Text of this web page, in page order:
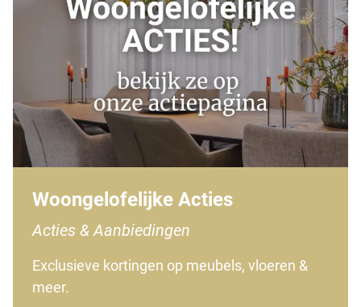
Woongelofelijke Acties
Acties & Aanbiedingen
Exclusieve kortingen op meubels, vloeren &
meer.